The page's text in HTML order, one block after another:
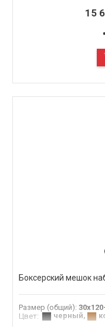
15
Боксерский мешок
Размер (общий):
Цвет: черный,